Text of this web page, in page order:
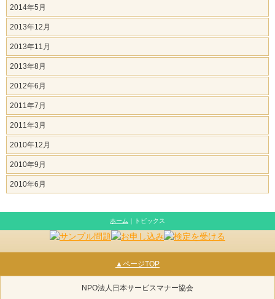
2014年5月
2013年12月
2013年11月
2013年8月
2012年6月
2011年7月
2011年3月
2010年12月
2010年9月
2010年6月
ホーム ｜トピックス
▲ページTOP
NPO法人日本サービスマナー協会